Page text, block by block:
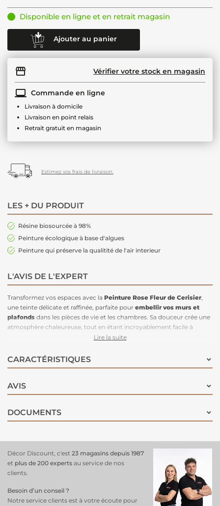
Disponible en ligne et en retrait magasin
Ajouter au panier
Vérifier votre stock en magasin
Commande en ligne
Livraison à domicile
Livraison en point relais
Retrait gratuit en magasin
Estimez vos frais de livraison.
LES + DU PRODUIT
Résine biosourcée à 98%
Peinture écologique à base d'algues
Peinture qui préserve la qualitité de l'air interieur
L'AVIS DE L'EXPERT
Transformez vos espaces avec la Peinture Rose Fleur de Cerisier
une teinte délicate et raffinée, parfaite pour embellir vos murs et
plafonds dans les pièces de vie et les chambres. Sa douceur crée une
atmosphère chaleureuse, tout en étant incroyablement facile à
le Blanc Pur sublime son éclat, tandis qu’un bleu ou vert foncé
apporte une touche de sophistication. Osez le monochrome pour un
finition velours
contemporain, tout en restant lessivable pour un entretien sans
Rose Fleur de Cerisier d’Algo !
Lire la suite
CARACTÉRISTIQUES
AVIS
DOCUMENTS
Décor Discount, c'est 23 magasins depuis 1987
et plus de 200 experts au service de nos
clients.
Besoin d’un conseil ?
Notre service clients est à votre écoute pour